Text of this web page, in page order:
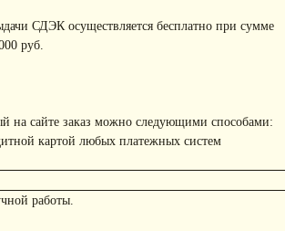
СДЭК осуществляется бесплатно при сумме
руб.
на сайте заказ можно следующими способами:
картой любых платежных систем
работы.